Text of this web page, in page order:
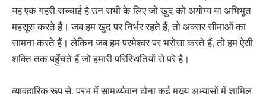
यह एक गहरी सच्चाई है उन सभी के लिए जो खुद को अयोग्य या अभिभूत
महसूस करते हैं। जब हम खुद पर निर्भर रहते हैं, तो अक्सर सीमाओं का
सामना करते हैं। लेकिन जब हम परमेश्वर पर भरोसा करते हैं, तो हम ऐसी
शक्ति तक पहुँचते हैं जो हमारी परिस्थितियों से परे है।
व्यावहारिक रूप से, प्रभु में सामर्थ्यवान होना कई मुख्य अभ्यासों में शामिल